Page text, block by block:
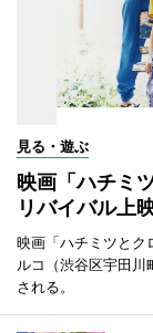
見る・遊ぶ
映画「ハチミ
リバイバル上
映画「ハチミツとク
ルコ（渋谷区宇田
される。